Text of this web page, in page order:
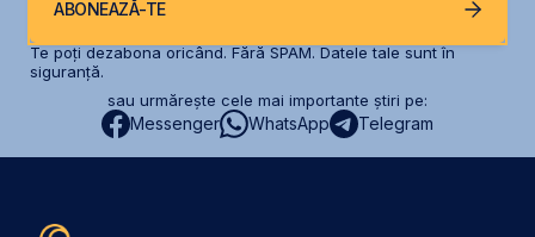
ABONEAZĂ-TE
Te poți dezabona oricând. Fără SPAM. Datele tale sunt în
siguranță.
sau urmărește cele mai importante știri pe:
Messenger WhatsApp Telegram